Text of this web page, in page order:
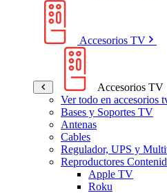
Accesorios TV
Accesorios TV
Ver todo en accesorios
Bases y Soportes TV
Antenas
Cables
Regulador, UPS y
Reproductores
Apple TV
Roku